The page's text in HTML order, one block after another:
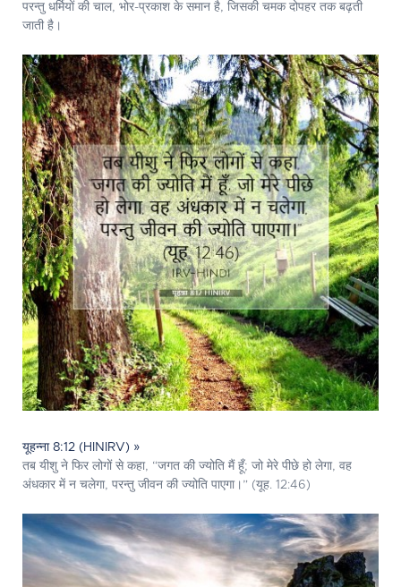
परन्तु धर्मियों की चाल, भोर-प्रकाश के समान है, जिसकी चमक दोपहर तक बढ़ती
जाती है।
यूहन्ना 8:12 (HINIRV) »
तब यीशु ने फिर लोगों से कहा, “जगत की ज्योति मैं हूँ; जो मेरे पीछे हो लेगा, वह
अंधकार में न चलेगा, परन्तु जीवन की ज्योति पाएगा।” (यूह. 12:46)